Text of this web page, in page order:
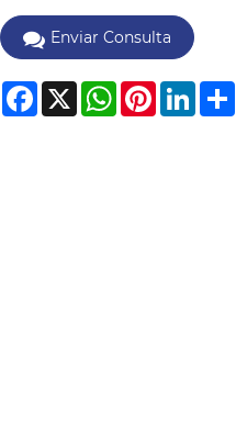
Enviar Consulta
Facebook
X WhatsAppPinterest